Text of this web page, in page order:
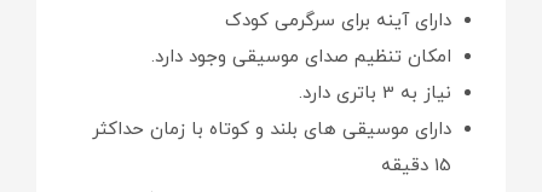
دارای آینه برای سرگرمی کودک
امکان تنظیم صدای موسیقی وجود دارد.
نیاز به 3 باتری دارد.
دارای موسیقی های بلند و کوتاه با زمان حداکثر
15 دقیقه